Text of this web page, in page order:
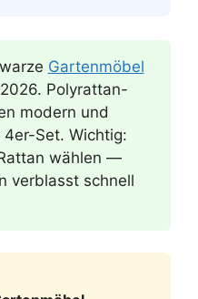
Gartenmöbel
Polyrattan-
modern und
Set. Wichtig:
wählen —
verblasst schnell